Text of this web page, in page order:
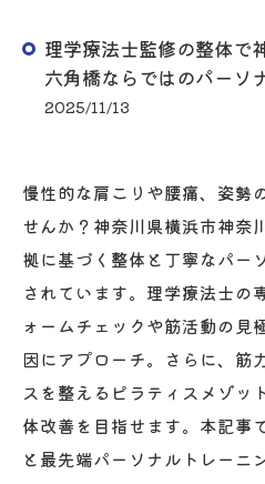
理学療法士監修の整体で
六角橋ならではのパーソ
2025/11/13
慢性的な肩こりや腰痛、姿勢
せんか？神奈川県横浜市神奈
拠に基づく整体と丁寧なパー
されています。理学療法士の
ォームチェックや筋活動の見
因にアプローチ。さらに、筋
スを整えるピラティスメゾッ
体改善を目指せます。本記事
と最先端パーソナルトレーニ